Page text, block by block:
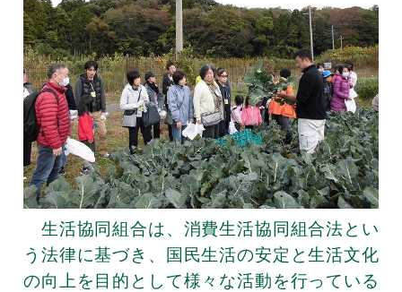
生活協同組合は、消費生活協同組合法とい
う法律に基づき、国民生活の安定と生活文化
の向上を目的として様々な活動を行っている